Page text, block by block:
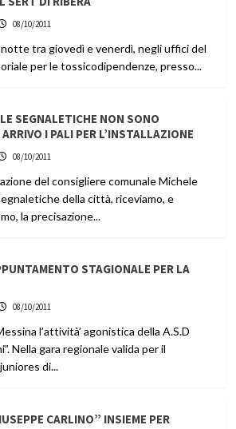
08/10/2011
notte tra giovedì e venerdì, negli uffici del
per le tossicodipendenze, presso...
SEGNALETICHE NON SONO
I PALI PER L’INSTALLAZIONE
08/10/2011
del consigliere comunale Michele
della città, riceviamo, e
la precisazione...
STAGIONALE PER LA
08/10/2011
l’attività’ agonistica della A.S.D
Nella gara regionale valida per il
di...
CARLINO” INSIEME PER